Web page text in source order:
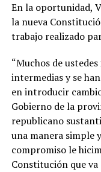
En la oportunidad,
la nueva
trabajo realizado
“Muchos de
intermedias y se
en introducir
Gobierno de la
republicano
una manera simple
compromiso le
Constitución que va